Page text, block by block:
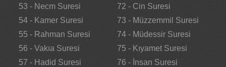
53 - Necm Suresi
54 - Kamer Suresi
55 - Rahman Suresi
56 - Vakıa Suresi
57 - Hadid Suresi
72 - Cin Suresi
73 - Müzzemmil Suresi
74 - Müdessir Suresi
75 - Kıyamet Suresi
76 - İnsan Suresi